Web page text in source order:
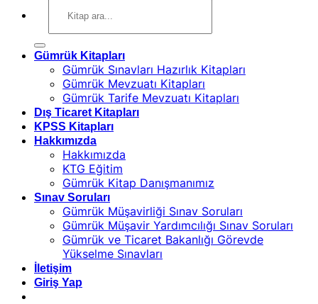
Gümrük Kitapları
Gümrük Sınavları Hazırlık Kitapları
Gümrük Mevzuatı Kitapları
Gümrük Tarife Mevzuatı Kitapları
Dış Ticaret Kitapları
KPSS Kitapları
Hakkımızda
Hakkımızda
KTG Eğitim
Gümrük Kitap Danışmanımız
Sınav Soruları
Gümrük Müşavirliği Sınav Soruları
Gümrük Müşavir Yardımcılığı Sınav Soruları
Gümrük ve Ticaret Bakanlığı Görevde
Yükselme Sınavları
İletişim
Giriş Yap